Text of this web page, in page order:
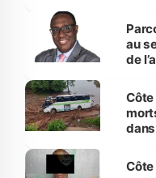
au
de
des